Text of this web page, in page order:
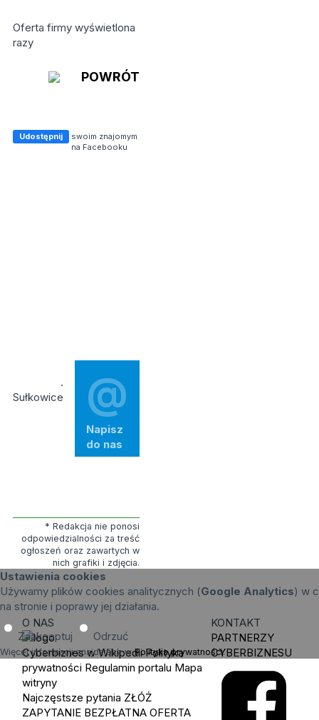
Oferta firmy wyświetlona
razy
POWRÓT
Udostępnij
swoim znajomym
na Facebooku
.
Sułkowice
@
Napisz
do nas
* Redakcja nie ponosi
odpowiedzialności za treść
ogłoszeń oraz zawartych w
nich grafiki i zdjęcia.
Ustawienia cookies
Używamy plików cookies analitycznych (Google Analytics) w
na stronie i poprawy jej działania.
Zaakceptuj Odrzuć
Więcej informacji znajdziesz wPolityka prywatności.
O NAS
Cyberbiznes w Wikipedii Polityka
prywatności Regulamin portalu Mapa
witryny
Najczęstsze pytania ZŁÓŻ
ZAPYTANIE BEZPŁATNA OFERTA
KONTAKT
PARTNERZY
CYBERBIZNESU